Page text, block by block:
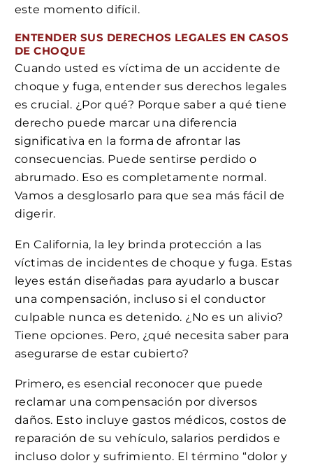
este momento difícil.
ENTENDER SUS DERECHOS LEGALES EN CASOS
DE CHOQUE
Cuando usted es víctima de un accidente de
choque y fuga, entender sus derechos legales
es crucial. ¿Por qué? Porque saber a qué tiene
derecho puede marcar una diferencia
significativa en la forma de afrontar las
consecuencias. Puede sentirse perdido o
abrumado. Eso es completamente normal.
Vamos a desglosarlo para que sea más fácil de
digerir.
En California, la ley brinda protección a las
víctimas de incidentes de choque y fuga. Estas
leyes están diseñadas para ayudarlo a buscar
una compensación, incluso si el conductor
culpable nunca es detenido. ¿No es un alivio?
Tiene opciones. Pero, ¿qué necesita saber para
asegurarse de estar cubierto?
Primero, es esencial reconocer que puede
reclamar una compensación por diversos
daños. Esto incluye gastos médicos, costos de
reparación de su vehículo, salarios perdidos e
incluso dolor y sufrimiento. El término “dolor y